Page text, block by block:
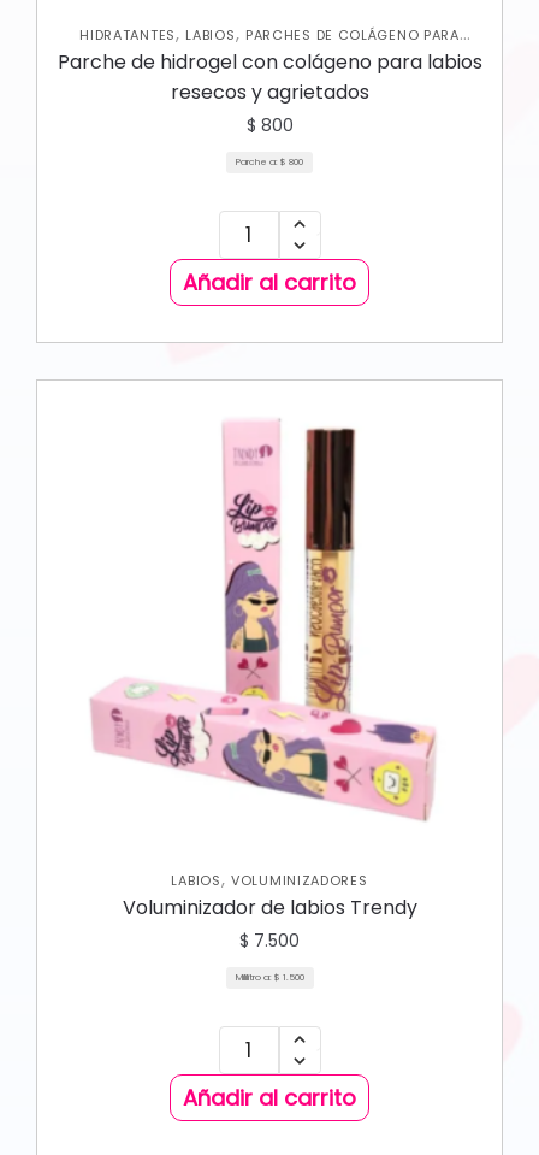
HIDRATANTES, LABIOS, PARCHES DE COLÁGENO PARA
LABIOS
,SKIN CARE FACIAL
Parche de hidrogel con colágeno para labios
resecos y agrietados
$ 800
Parche a: $ 800
Añadir al carrito
LABIOS,VOLUMINIZADORES
Voluminizador de labios Trendy
$ 7.500
Mililitro a: $ 1.500
Añadir al carrito